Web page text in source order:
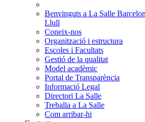
Benvinguts a La Salle
Llull
Coneix-nos
Organització i estructura
Escoles i Facultats
Gestió de la qualitat
Model acadèmic
Portal de Transparència
Informació Legal
Directori La Salle
Treballa a La Salle
Com arribar-hi